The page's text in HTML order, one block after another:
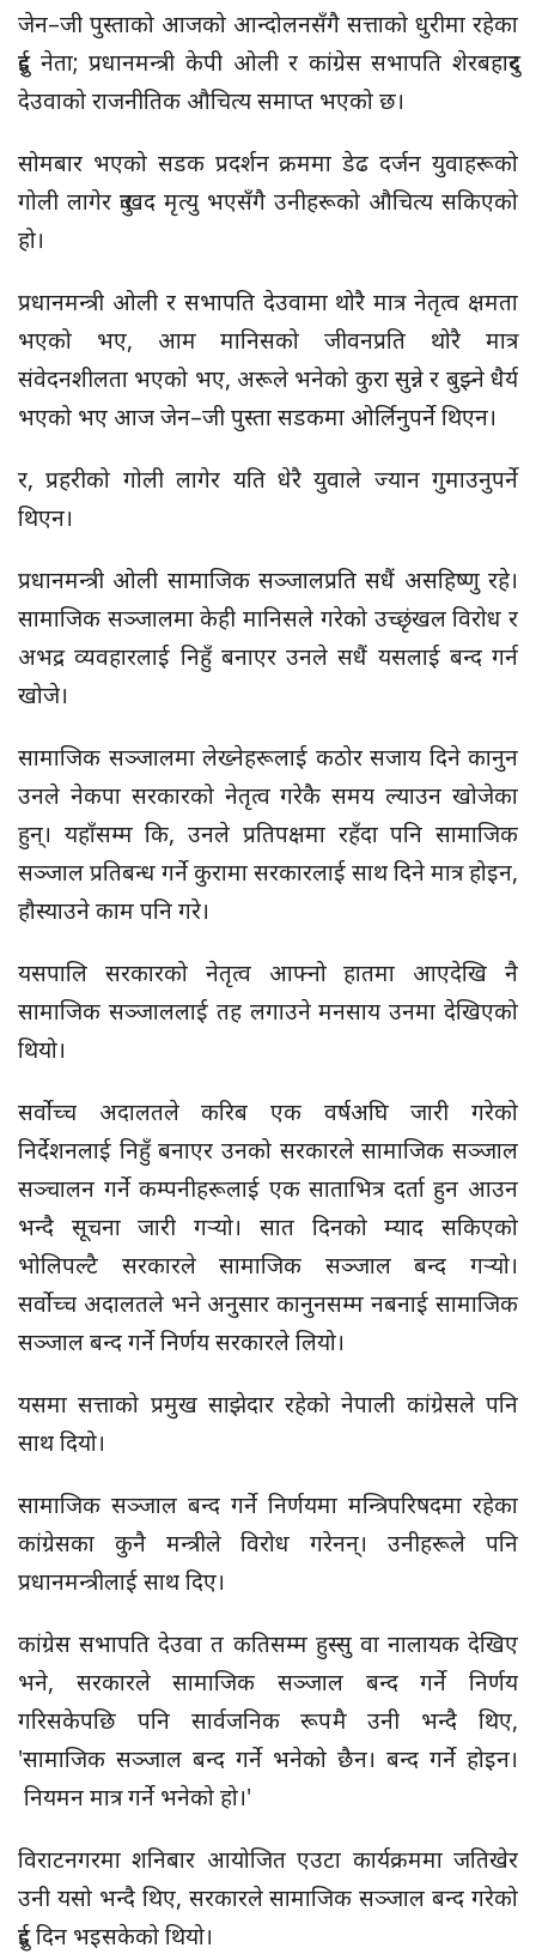
जेन–जी पुस्ताको आजको आन्दोलनसँगै सत्ताको धुरीमा रहेका
दुई नेता; प्रधानमन्त्री केपी ओली र कांग्रेस सभापति शेरबहादुर
देउवाको राजनीतिक औचित्य समाप्त भएको छ।
सोमबार भएको सडक प्रदर्शन क्रममा डेढ दर्जन युवाहरूको
गोली लागेर दुःखद मृत्यु भएसँगै उनीहरूको औचित्य सकिएको
हो।
प्रधानमन्त्री ओली र सभापति देउवामा थोरै मात्र नेतृत्व क्षमता
भएको भए, आम मानिसको जीवनप्रति थोरै मात्र
संवेदनशीलता भएको भए, अरूले भनेको कुरा सुन्ने र बुझ्ने धैर्य
भएको भए आज जेन–जी पुस्ता सडकमा ओर्लिनुपर्ने थिएन।
र, प्रहरीको गोली लागेर यति धेरै युवाले ज्यान गुमाउनुपर्ने
थिएन।
प्रधानमन्त्री ओली सामाजिक सञ्जालप्रति सधैं असहिष्णु रहे।
सामाजिक सञ्जालमा केही मानिसले गरेको उच्छृंखल विरोध र
अभद्र व्यवहारलाई निहुँ बनाएर उनले सधैं यसलाई बन्द गर्न
खोजे।
सामाजिक सञ्जालमा लेख्नेहरूलाई कठोर सजाय दिने कानुन
उनले नेकपा सरकारको नेतृत्व गरेकै समय ल्याउन खोजेका
हुन्। यहाँसम्म कि, उनले प्रतिपक्षमा रहँदा पनि सामाजिक
सञ्जाल प्रतिबन्ध गर्ने कुरामा सरकारलाई साथ दिने मात्र होइन,
हौस्याउने काम पनि गरे।
यसपालि सरकारको नेतृत्व आफ्नो हातमा आएदेखि नै
सामाजिक सञ्जाललाई तह लगाउने मनसाय उनमा देखिएको
थियो।
सर्वोच्च अदालतले करिब एक वर्षअघि जारी गरेको
निर्देशनलाई निहुँ बनाएर उनको सरकारले सामाजिक सञ्जाल
सञ्चालन गर्ने कम्पनीहरूलाई एक साताभित्र दर्ता हुन आउन
भन्दै सूचना जारी गर्‍यो। सात दिनको म्याद सकिएको
भोलिपल्टै सरकारले सामाजिक सञ्जाल बन्द गर्‍यो।
सर्वोच्च अदालतले भने अनुसार कानुनसम्म नबनाई सामाजिक
सञ्जाल बन्द गर्ने निर्णय सरकारले लियो।
यसमा सत्ताको प्रमुख साझेदार रहेको नेपाली कांग्रेसले पनि
साथ दियो।
सामाजिक सञ्जाल बन्द गर्ने निर्णयमा मन्त्रिपरिषदमा रहेका
कांग्रेसका कुनै मन्त्रीले विरोध गरेनन्। उनीहरूले पनि
प्रधानमन्त्रीलाई साथ दिए।
कांग्रेस सभापति देउवा त कतिसम्म हुस्सु वा नालायक देखिए
भने, सरकारले सामाजिक सञ्जाल बन्द गर्ने निर्णय
गरिसकेपछि पनि सार्वजनिक रूपमै उनी भन्दै थिए,
'सामाजिक सञ्जाल बन्द गर्ने भनेको छैन। बन्द गर्ने होइन।
नियमन मात्र गर्ने भनेको हो।'
विराटनगरमा शनिबार आयोजित एउटा कार्यक्रममा जतिखेर
उनी यसो भन्दै थिए, सरकारले सामाजिक सञ्जाल बन्द गरेको
दुई दिन भइसकेको थियो।